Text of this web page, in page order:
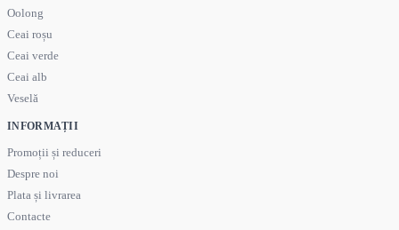
Oolong
Ceai roșu
Ceai verde
Ceai alb
Veselă
INFORMAȚII
Promoții și reduceri
Despre noi
Plata și livrarea
Contacte